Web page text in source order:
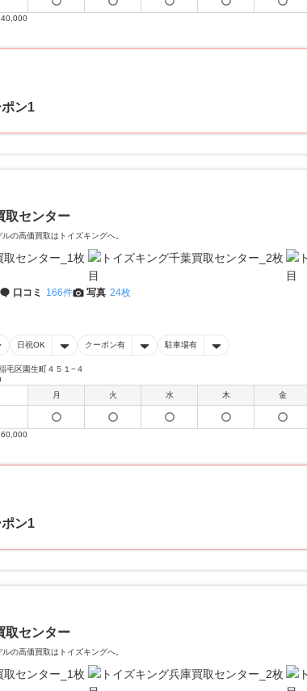
ン1
取センター
の高価買取はトイズキングへ。‎
口コミ 166件 写真 24枚
日祝OK クーポン有 駐車場有
毛区園生町４５１−４
月
火 水 木 金
ン1
取センター
の高価買取はトイズキングへ。‎